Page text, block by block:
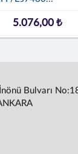
5.076,00 ₺
Bulvarı